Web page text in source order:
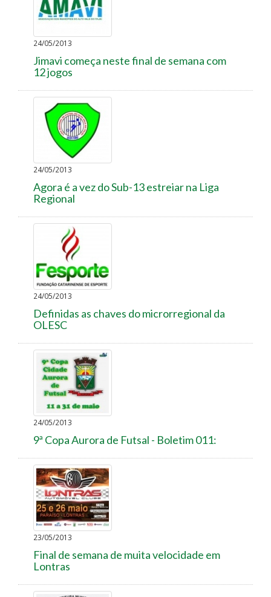
24/05/2013
Jimavi começa neste final de semana com
12 jogos
24/05/2013
Agora é a vez do Sub-13 estreiar na Liga
Regional
24/05/2013
Definidas as chaves do microrregional da
OLESC
24/05/2013
9ª Copa Aurora de Futsal - Boletim 011:
23/05/2013
Final de semana de muita velocidade em
Lontras